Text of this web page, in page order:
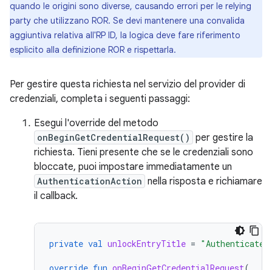
quando le origini sono diverse, causando errori per le relying
party che utilizzano ROR. Se devi mantenere una convalida
aggiuntiva relativa all'RP ID, la logica deve fare riferimento
esplicito alla definizione ROR e rispettarla.
Per gestire questa richiesta nel servizio del provider di
credenziali, completa i seguenti passaggi:
Esegui l'override del metodo
onBeginGetCredentialRequest() per gestire la
richiesta. Tieni presente che se le credenziali sono
bloccate, puoi impostare immediatamente un
AuthenticationAction nella risposta e richiamare
il callback.
private val unlockEntryTitle = "Authenticate